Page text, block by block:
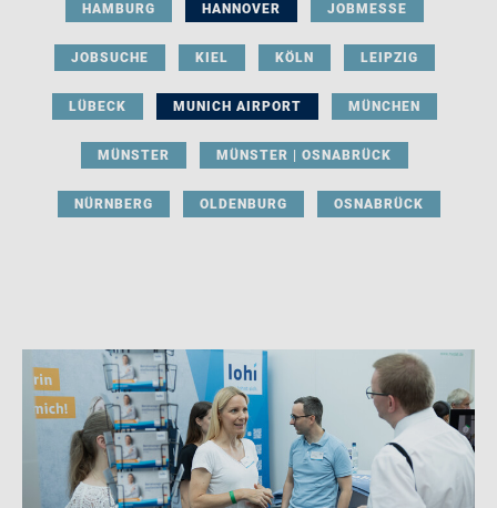
HAMBURG HANNOVER JOBMESSE
JOBSUCHE KIEL KÖLN LEIPZIG
LÜBECK MUNICH AIRPORT MÜNCHEN
MÜNSTER MÜNSTER | OSNABRÜCK
NÜRNBERG OLDENBURG OSNABRÜCK